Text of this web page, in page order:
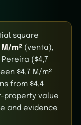
square
M/m² (venta),
($4,7
$4,7 M/m²
from $4,4
property value
and evidence